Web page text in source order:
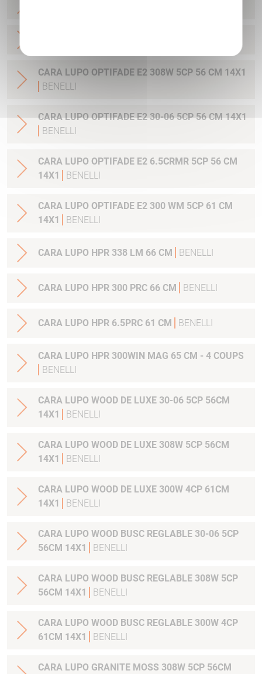
CARA LUPO OPTIFADE E2 308W 5CP 56 CM 14X1
BENELLI
CARA LUPO OPTIFADE E2 30-06 5CP 56 CM 14X1
BENELLI
CARA LUPO OPTIFADE E2 6.5CRMR 5CP 56 CM
14X1
BENELLI
CARA LUPO OPTIFADE E2 300 WM 5CP 61 CM
14X1
BENELLI
CARA LUPO HPR 338 LM 66 CM BENELLI
CARA LUPO HPR 300 PRC 66 CM BENELLI
CARA LUPO HPR 6.5PRC 61 CM BENELLI
CARA LUPO HPR 300WIN MAG 65 CM - 4 COUPS
BENELLI
CARA LUPO WOOD DE LUXE 30-06 5CP 56CM
14X1
BENELLI
CARA LUPO WOOD DE LUXE 308W 5CP 56CM
14X1
BENELLI
CARA LUPO WOOD DE LUXE 300W 4CP 61CM
14X1
BENELLI
CARA LUPO WOOD BUSC REGLABLE 30-06 5CP
56CM 14X1
BENELLI
CARA LUPO WOOD BUSC REGLABLE 308W 5CP
56CM 14X1
BENELLI
CARA LUPO WOOD BUSC REGLABLE 300W 4CP
61CM 14X1
BENELLI
CARA LUPO GRANITE MOSS 308W 5CP 56CM